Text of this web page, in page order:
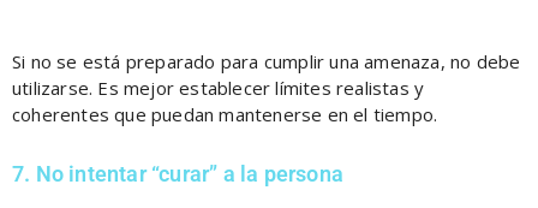
Si no se está preparado para cumplir una amenaza, no debe
utilizarse. Es mejor establecer límites realistas y
coherentes que puedan mantenerse en el tiempo.
7. No intentar “curar” a la persona